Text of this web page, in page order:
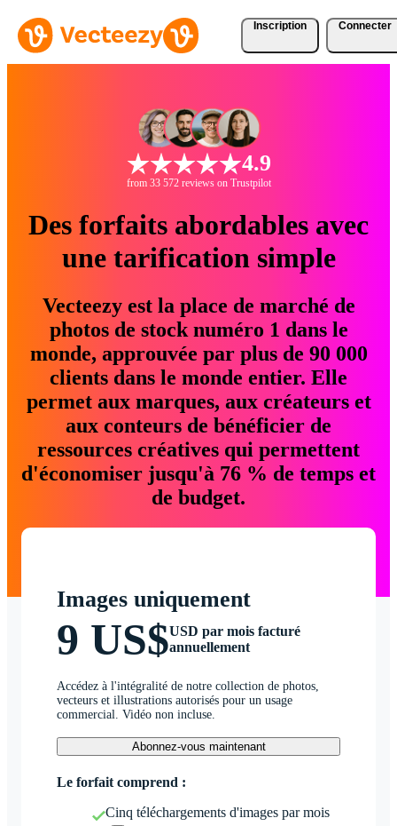
Inscription Connecter
4.9
from 33 572 reviews on Trustpilot
Des forfaits abordables avec
une tarification simple
Vecteezy est la place de marché de
photos de stock numéro 1 dans le
monde, approuvée par plus de 90 000
clients dans le monde entier. Elle
permet aux marques, aux créateurs et
aux conteurs de bénéficier de
ressources créatives qui permettent
d'économiser jusqu'à 76 % de temps et
de budget.
Images uniquement
9 US$USD par mois facturé
annuellement
Accédez à l'intégralité de notre collection de photos,
vecteurs et illustrations autorisés pour un usage
commercial. Vidéo non incluse.
Abonnez-vous maintenant
Le forfait comprend :
Cinq téléchargements d'images par mois